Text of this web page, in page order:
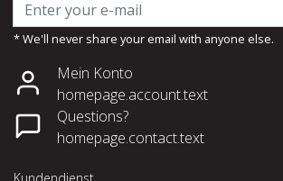
* We'll never share your email with anyone else.
Mein Konto
homepage.account.text
Questions?
homepage.contact.text